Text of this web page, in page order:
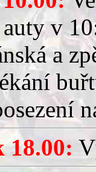
v
a
18.00: